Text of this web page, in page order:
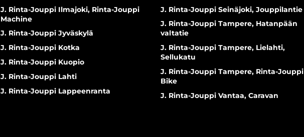
J. Rinta-Jouppi Ilmajoki, Rinta-Jouppi
Machine
J. Rinta-Jouppi Jyväskylä
J. Rinta-Jouppi Kotka
J. Rinta-Jouppi Kuopio
J. Rinta-Jouppi Lahti
J. Rinta-Jouppi Lappeenranta
J. Rinta-Jouppi Seinäjoki, Jouppilantie
J. Rinta-Jouppi Tampere, Hatanpään
valtatie
J. Rinta-Jouppi Tampere, Lielahti,
Sellukatu
J. Rinta-Jouppi Tampere, Rinta-Jouppi
Bike
J. Rinta-Jouppi Vantaa, Caravan